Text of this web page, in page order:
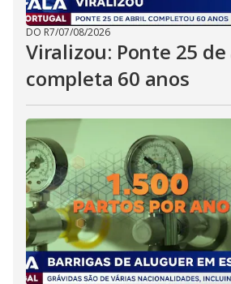
DO R7/07/08/2026
Viralizou: Ponte 25
completa 60 anos